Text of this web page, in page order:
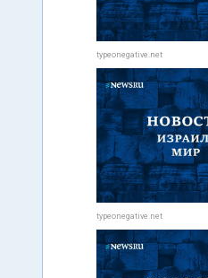
typeonegative.net
typeonegative.net